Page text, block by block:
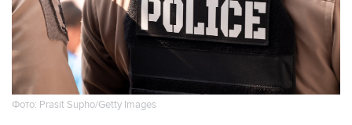
Фото: Prasit Supho/Getty Images